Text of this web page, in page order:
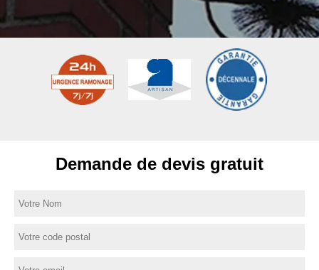
Demande de devis gratuit